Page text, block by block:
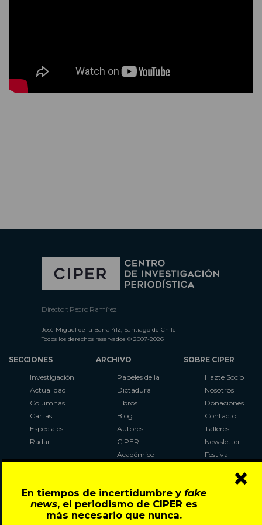
En tiempos de incertidumbre y fake
news, el periodismo de CIPER es
más necesario que nunca.
×
Director: Pedro Ramírez
José Miguel de la Barra 412, Santiago de Chile
Todos los derechos reservados © 2007-2026
SECCIONES
Investigación
Actualidad
Columnas
Cartas
Especiales
Radar
ARCHIVO
Papeles de la
Dictadura
Libros
Blog
Autores
CIPER
Académico
Al Plebiscito
con CIPER
SOBRE CIPER
Hazte Socio
Nosotros
Donaciones
Contacto
Talleres
Newsletter
Festival